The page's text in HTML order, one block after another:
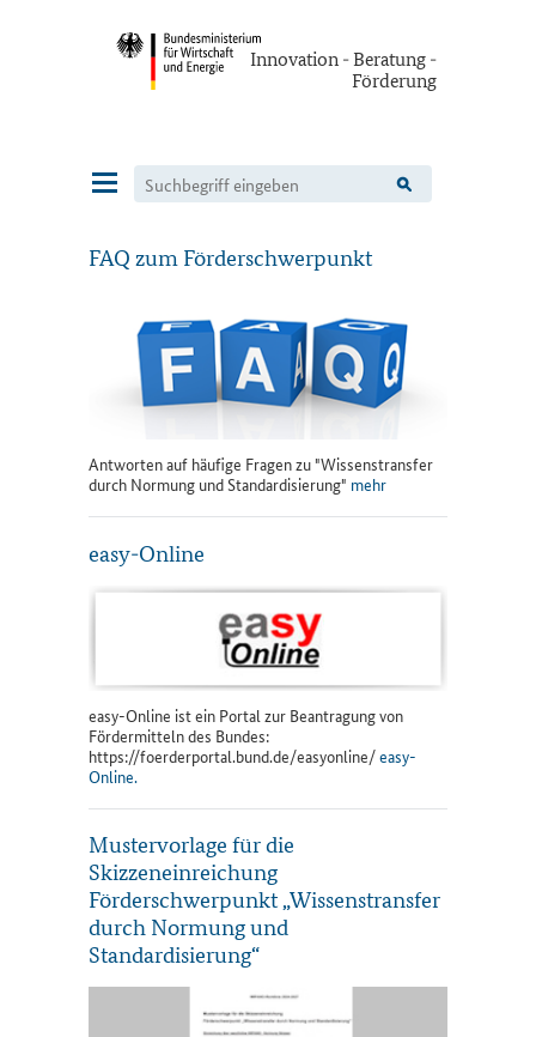
Innovation - Beratung -
Förderung
Navigation
FAQ zum Förderschwerpunkt
Antworten auf häufige Fragen zu "Wissenstransfer
durch Normung und Standardisierung" mehr
easy-Online
easy-Online ist ein Portal zur Beantragung von
Fördermitteln des Bundes:
https://foerderportal.bund.de/easyonline/easy-
Online.
Mustervorlage für die
Skizzeneinreichung
Förderschwerpunkt „Wissenstransfer
durch Normung und
Standardisierung“